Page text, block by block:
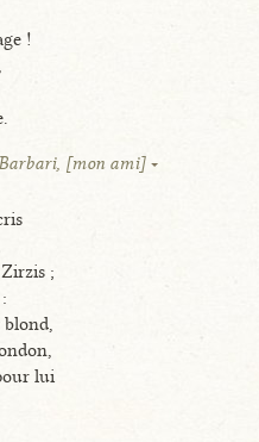
!
[mon ami]
;
blond,
lui